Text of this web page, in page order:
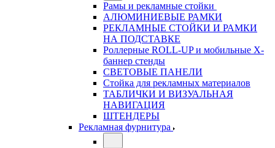
Рамы и рекламные стойки
АЛЮМИНИЕВЫЕ РАМКИ
РЕКЛАМНЫЕ СТОЙКИ И РАМКИ
НА ПОДСТАВКЕ
Роллерные ROLL-UP и мобильные X-
баннер стенды
СВЕТОВЫЕ ПАНЕЛИ
Стойка для рекламных материалов
ТАБЛИЧКИ И ВИЗУАЛЬНАЯ
НАВИГАЦИЯ
ШТЕНДЕРЫ
Рекламная фурнитура